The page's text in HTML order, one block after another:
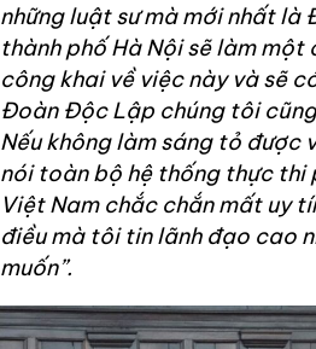
những luật sư mà mới nhất là
thành phố Hà Nội sẽ làm một
công khai về việc này và sẽ
Đoàn Độc Lập chúng tôi
Nếu không làm sáng tỏ được
nói toàn bộ hệ thống thực thi
Việt Nam chắc chắn mất uy
điều mà tôi tin lãnh đạo cao
muốn”.